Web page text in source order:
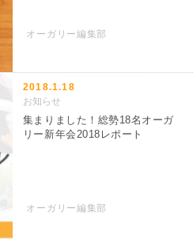
オーガリー編集部
2018.1.18
お知らせ
オーガリー編集部
集まりました！総勢18名オーガ
リー新年会2018レポート